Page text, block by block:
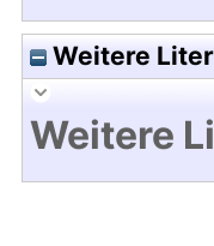
Weitere
Weitere